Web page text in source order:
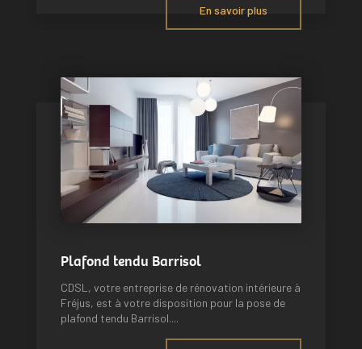
En savoir plus
Plafond tendu Barrisol
CDSL, votre entreprise de rénovation intérieure à
Fréjus, est à votre disposition pour la pose de
plafond tendu Barrisol....